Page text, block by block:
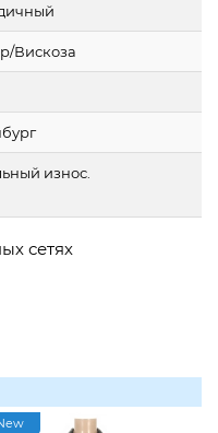
Вискоза
износ.
сетях